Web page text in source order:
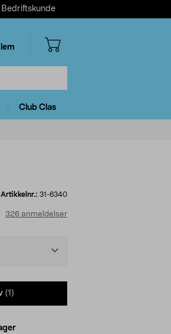
Bedriftskunde
Club Clas
Artikkelnr.: 31-6340
326 anmeldelser
(1)